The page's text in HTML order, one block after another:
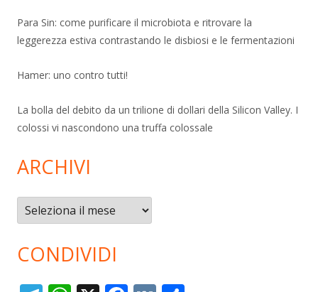
Para Sin: come purificare il microbiota e ritrovare la
leggerezza estiva contrastando le disbiosi e le fermentazioni
Hamer: uno contro tutti!
La bolla del debito da un trilione di dollari della Silicon Valley. I
colossi vi nascondono una truffa colossale
ARCHIVI
Archivi
CONDIVIDI